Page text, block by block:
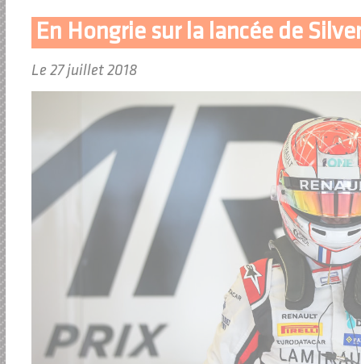
En Hongrie sur la lancée de
Le 27 juillet 2018